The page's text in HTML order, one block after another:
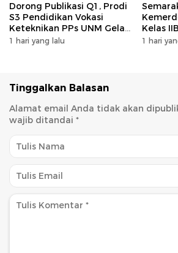
Dorong Publikasi Q1, Prodi
S3 Pendidikan Vokasi
Keteknikan PPs UNM Gelar
Workshop Artikel Ilmiah
1 hari yang lalu
Kelas
1 hari
Tinggalkan Balasan
Alamat email Anda tidak akan
wajib ditandai *